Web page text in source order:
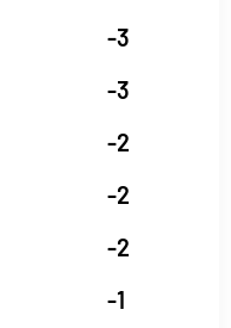
-3
-3
-2
-2
-2
-1